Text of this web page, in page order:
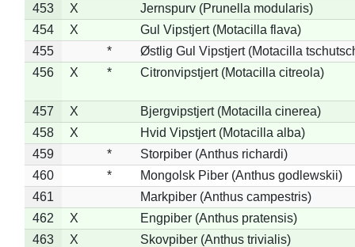
453
X
Jernspurv (Prunella modularis)
454
X
Gul Vipstjert (Motacilla flava)
455
*
Østlig Gul Vipstjert (Motacilla
456
X * Citronvipstjert (Motacilla citreola)
457 X
Bjergvipstjert (Motacilla cinerea)
458
X
Hvid Vipstjert (Motacilla alba)
459
*
Storpiber (Anthus richardi)
460
*
Mongolsk Piber (Anthus godlewskii)
461
Markpiber (Anthus campestris)
462
X
Engpiber (Anthus pratensis)
463
X
Skovpiber (Anthus trivialis)